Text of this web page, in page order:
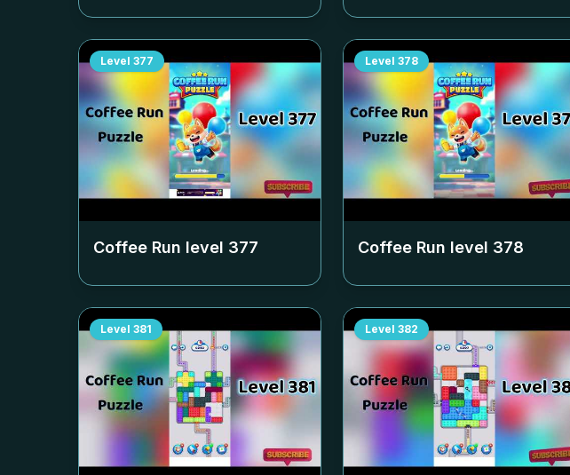
Level 377
Coffee Run level 377
Level 378
Coffee Run level 378
Level 381 Level 382